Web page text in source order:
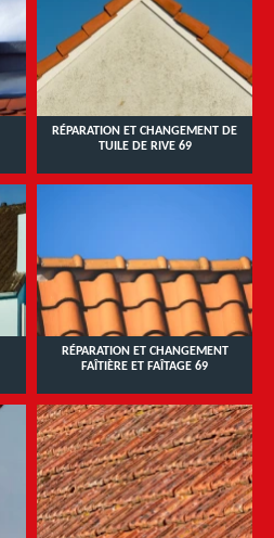
RÉPARATION ET CHANGEMENT DE
TUILE DE RIVE 69
RÉPARATION ET CHANGEMENT
FAÎTIÈRE ET FAÎTAGE 69